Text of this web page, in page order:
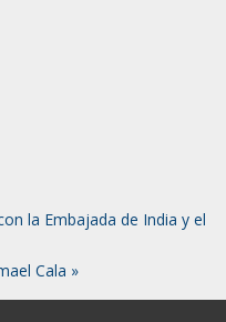
la Embajada de India y el
Cala »